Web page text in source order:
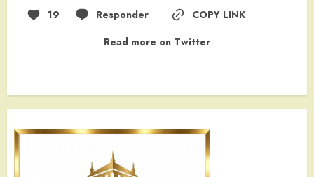
19 Responder
COPY LINK
Read more on Twitter